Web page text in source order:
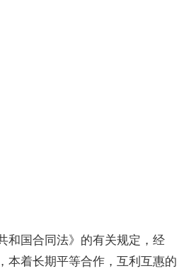
和国合同法》的有关规定，经
本着长期平等合作，互利互惠的